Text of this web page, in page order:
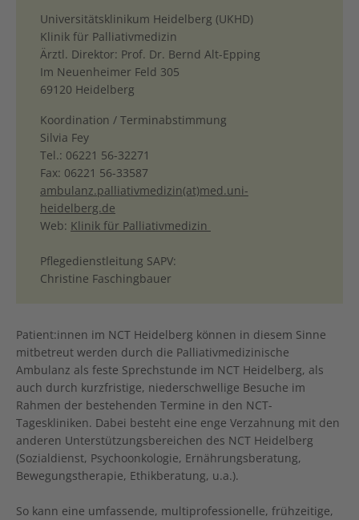
Universitätsklinikum Heidelberg (UKHD)
Klinik für Palliativmedizin
Ärztl. Direktor: Prof. Dr. Bernd Alt-Epping
Im Neuenheimer Feld 305
69120 Heidelberg
Koordination / Terminabstimmung
Silvia Fey
Tel.: 06221 56-32271
Fax: 06221 56-33587
ambulanz.palliativmedizin(at)med.uni-
heidelberg.de
Web: Klinik für Palliativmedizin
Pflegedienstleitung SAPV:
Christine Faschingbauer
Patient:innen im NCT Heidelberg können in diesem Sinne
mitbetreut werden durch die Palliativmedizinische
Ambulanz als feste Sprechstunde im NCT Heidelberg, als
auch durch kurzfristige, niederschwellige Besuche im
Rahmen der bestehenden Termine in den NCT-
Tageskliniken. Dabei besteht eine enge Verzahnung mit den
anderen Unterstützungsbereichen des NCT Heidelberg
(Sozialdienst, Psychoonkologie, Ernährungsberatung,
Bewegungstherapie, Ethikberatung, u.a.).
So kann eine umfassende, multiprofessionelle, frühzeitige,